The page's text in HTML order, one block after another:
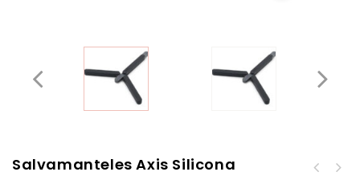
Salvamanteles Axis Silicona